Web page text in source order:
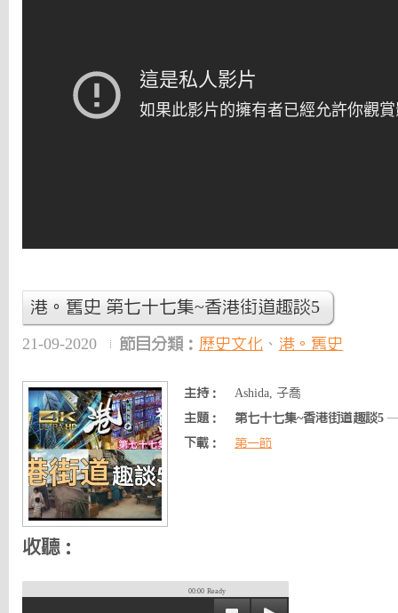
港。舊史 第七十七集~香港街道趣談5
21-09-2020 節目分類： 歷史文化 、 港。舊史
主持：
Ashida, 子喬
主題：
第七十七集~香港街道趣談5 —
下載：
第一節
收聽：
00:00 Ready